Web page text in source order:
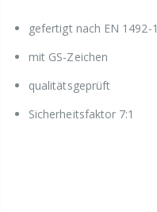
gefertigt nach EN 1492-1
mit GS-Zeichen
qualitätsgeprüft
Sicherheitsfaktor 7:1